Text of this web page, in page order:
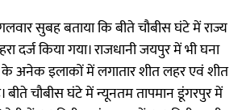
सुबह बताया कि बीते चौबीस घंटे में राज्य
दर्ज किया गया। राजधानी जयपुर में भी घना
के अनेक इलाकों में लगातार शीत लहर एवं शीत
बीते चौबीस घंटे में न्यूनतम तापमान डूंगरपुर में